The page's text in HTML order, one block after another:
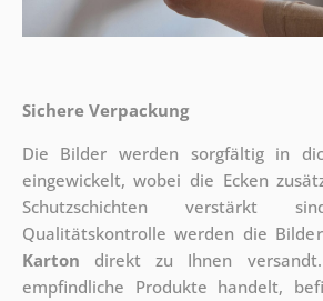
Sichere Verpackung
Die Bilder werden sorgfältig in
eingewickelt, wobei die Ecken
Schutzschichten verstärkt
Qualitätskontrolle werden die
Karton direkt zu Ihnen
empfindliche Produkte handelt,